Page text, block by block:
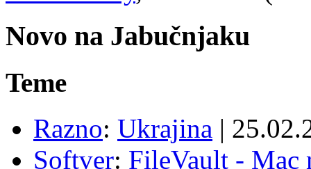
Novo na Jabučnjaku
Teme
Razno: Ukrajina |
Softver: FileVault - Mac